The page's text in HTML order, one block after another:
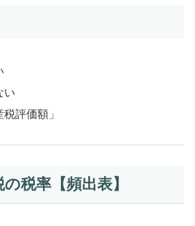
い
評価額」
税率【頻出表】